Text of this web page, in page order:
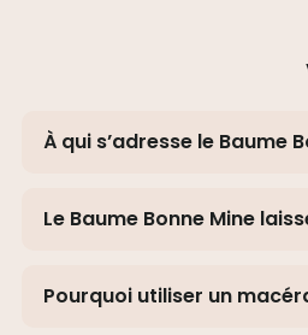
À qui s’adresse le Baume
Le Baume Bonne Mine
Pourquoi utiliser un